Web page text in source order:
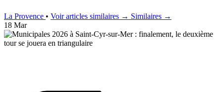
La Provence • Voir articles similaires → Similaires →
18 Mar